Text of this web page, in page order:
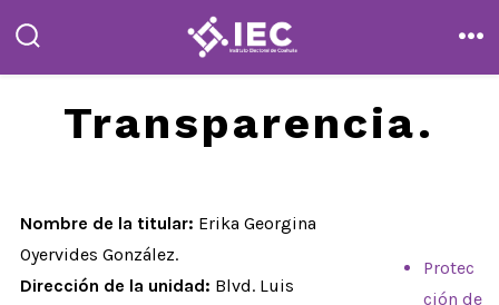
contenido
la
Transparencia.
Nombre de la titular: Erika Georgina
Oyervides González.
Dirección de la unidad: Blvd. Luis
Protec
ción de